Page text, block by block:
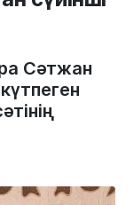
Сәтжан